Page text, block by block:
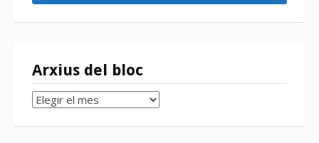
Arxius del bloc
Arxius
bloc